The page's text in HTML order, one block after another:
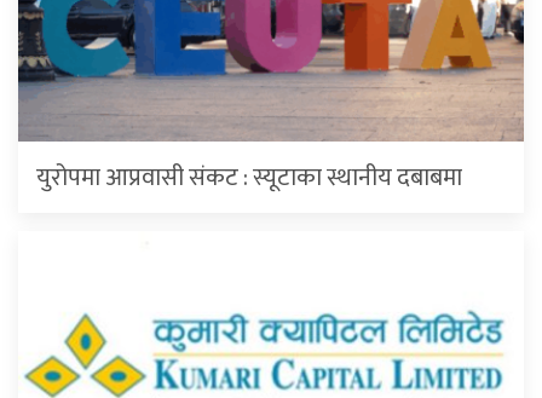
युरोपमा आप्रवासी संकट : स्यूटाका स्थानीय दबाबमा